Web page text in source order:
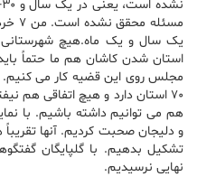
یک سال و یک ماه.هیچ
استان شدن کاشان هم ما حتماً
مجلس روی این قضیه کار می
۷۰ استان دارد و هیچ اتفاقی هم
هم می توانیم داشته باشیم. با
و دلیجان صحبت کردیم. آنها
تشکیل بدهیم. با گلپایگان
نهایی نرسیدیم.